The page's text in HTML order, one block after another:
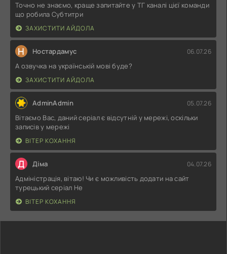
Точно не знаємо, краще запитайте у ТГ каналі цієї команди
що робила Субтитри
ЗАХИСТИТИ АЙДОЛА
Н Ностардамус 06.07.26
А озвучка на українській мові буде?
ЗАХИСТИТИ АЙДОЛА
AdminAdmin 05.07.26
Вітаємо Вас, даний серіал є відсутній у мережі, оскільки
записів у мережі
ВІТЕР КОХАННЯ
Д Діма 04.07.26
Адміністрація, вітаю! Чи є можливість додати на сайт
турецький серіал Не
ВІТЕР КОХАННЯ